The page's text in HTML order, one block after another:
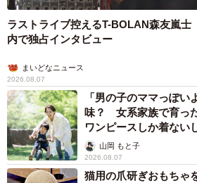
ラストライブ控えるT-BOLAN森友嵐
内で独占インタビュー
まいどなニュース
2026.08.07
「男の子のママっぽ
味？ 女系家族で育っ
ワンピースしか着な
へんが…
山岡 もと子
2026.08.07
猫用の爪研ぎおもちゃ